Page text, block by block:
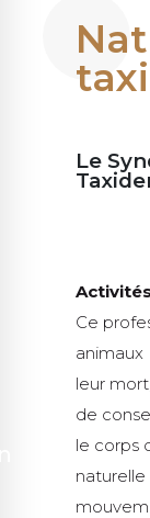
Le
Ce
animaux
leur
de
le corps